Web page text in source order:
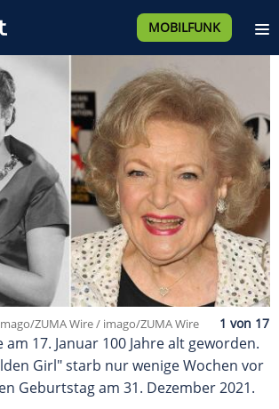
MOBILFUNK
ZUMA Wire / imago/ZUMA Wire
17. Januar 100 Jahre alt geworden.
Girl" starb nur wenige Wochen vor
Geburtstag am 31. Dezember 2021.